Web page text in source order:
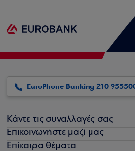
EuroPhone Banking 210
Κάντε τις συναλλαγές σας
Επικοινωνήστε μαζί μας
Επίκαιρα θέματα